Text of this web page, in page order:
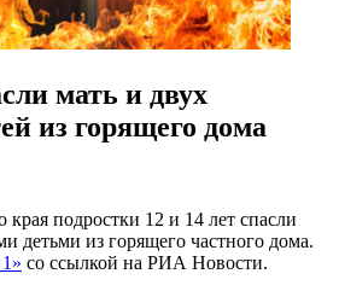
мать и двух
из горящего дома
подростки 12 и 14 лет спасли
детьми из горящего частного дома.
со ссылкой на РИА Новости.